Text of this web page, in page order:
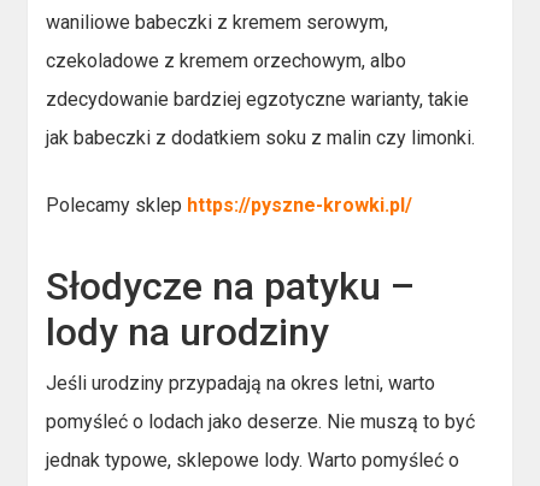
waniliowe babeczki z kremem serowym,
czekoladowe z kremem orzechowym, albo
zdecydowanie bardziej egzotyczne warianty, takie
jak babeczki z dodatkiem soku z malin czy limonki.
Polecamy sklep https://pyszne-krowki.pl/
Słodycze na patyku –
lody na urodziny
Jeśli urodziny przypadają na okres letni, warto
pomyśleć o lodach jako deserze. Nie muszą to być
jednak typowe, sklepowe lody. Warto pomyśleć o